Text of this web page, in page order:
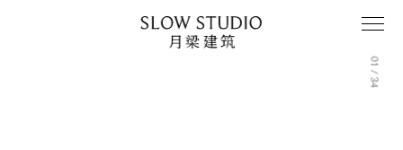
01 / 34